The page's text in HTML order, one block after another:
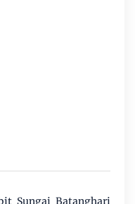
Sungai Batanghari